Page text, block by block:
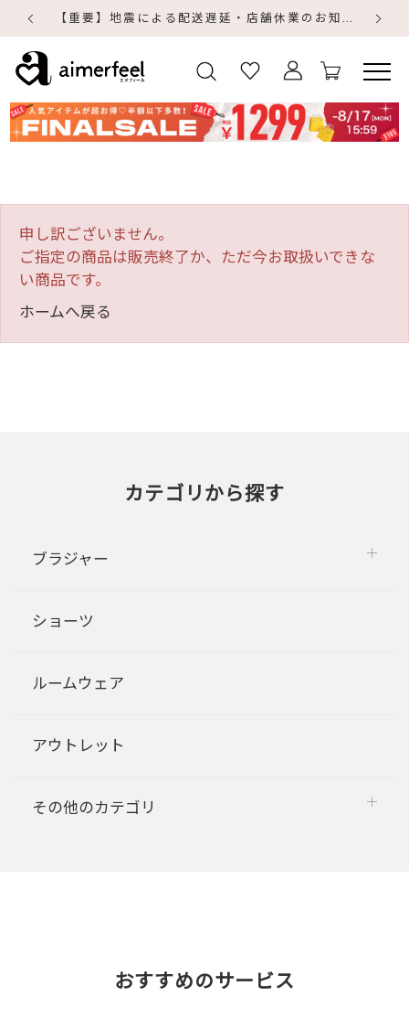
【重要】地震による配送遅延・店舗休業のお知らせ
申し訳ございません。
ご指定の商品は販売終了か、ただ今お取扱いできな
い商品です。
ホームへ戻る
カテゴリから探す
ブラジャー
ショーツ
ルームウェア
アウトレット
その他のカテゴリ
おすすめのサービス